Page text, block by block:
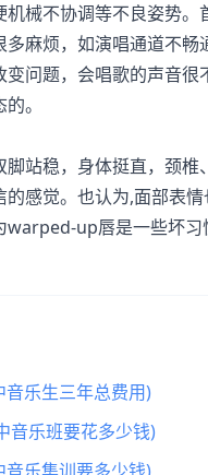
械不协调等不良姿势
麻烦，如演唱通道不
问题，会唱歌的声音
。
稳，身体挺直，颈椎
感觉。也认为,面部表
warped-up唇是一些坏
乐生三年总费用)
音乐班要花多少钱)